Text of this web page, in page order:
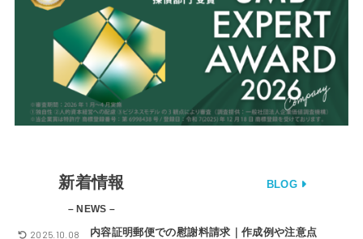
新着情報
– NEWS –
BLOG
内容証明郵便での慰謝料請求｜作成例や注意点
2025.10.08